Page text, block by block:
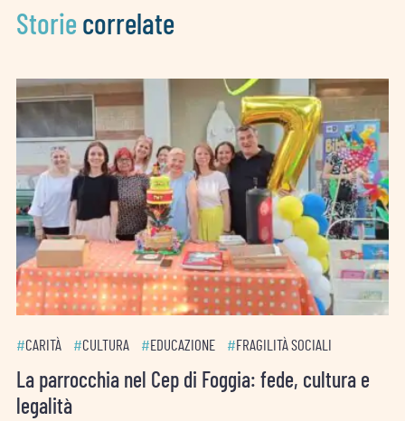
Storie correlate
#CARITÀ #CULTURA #EDUCAZIONE #FRAGILITÀ SOCIALI
La parrocchia nel Cep di Foggia: fede, cultura e
legalità